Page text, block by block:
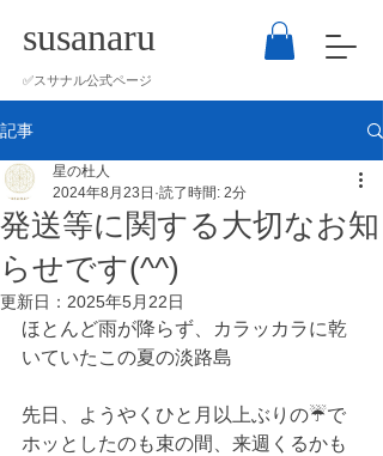
susanaru
​✅スサナル公式ページ
記事
発送等に関する大切なお知
らせです(^^)
星の杜人
2024年8月23日 読了時間: 2分
更新日： 2025年5月22日
ほとんど雨が降らず、カラッカラに乾
いていたこの夏の淡路島
先日、ようやくひと月以上ぶりの☔️で
ホッとしたのも束の間、来週くるかも